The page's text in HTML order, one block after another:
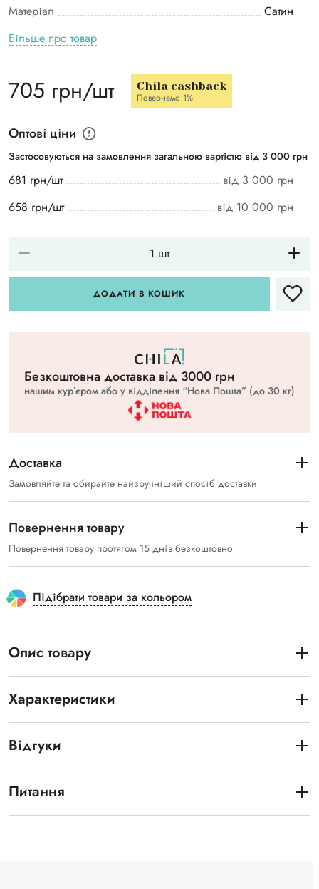
Матеріал
Сатин
Більше про товар
705 грн/шт Chila cashback
Повернемо 1%
Оптові ціни
Застосовуються на замовлення загальною вартістю від 3 000 грн
681 грн/шт
від 3 000 грн
658 грн/шт
від 10 000 грн
ДОДАТИ В КОШИК
Безкоштовна доставка вiд 3000 грн
нашим курʼєром або у відділення “Нова Пошта” (до 30 кг)
Доставка
Замовляйте та обирайте найзручніший спосіб доставки
Повернення товару
Повернення товару протягом 15 днів безкоштовно
Підібрати товари за кольором
Опис товару
Характеристики
Відгуки
Питання